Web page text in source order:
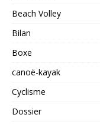
Beach Volley
Bilan
Boxe
canoë-kayak
Cyclisme
Dossier